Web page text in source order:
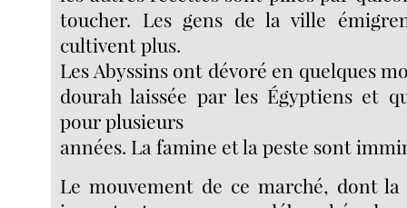
toucher. Les gens de la ville
cultivent plus.
Les Abyssins ont dévoré en quelques
dourah laissée par les Égyptiens et
pour plusieurs
années. La famine et la peste sont
Le mouvement de ce marché, dont